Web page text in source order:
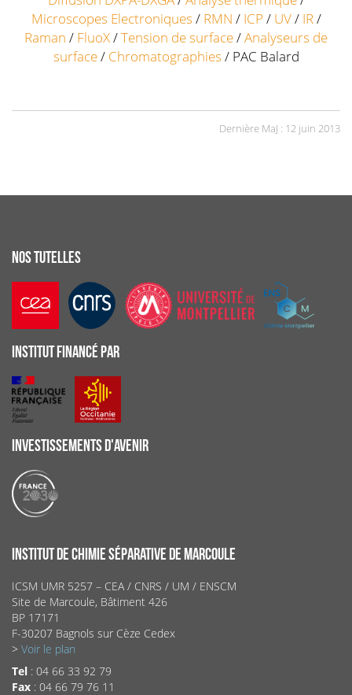
Microscopes Electroniques / RMN / ICP / UV/ IR/
Raman / FluoX/Tension de surface/Analyseurs de
surface/ Chromatographies / PAC Balard
Dernière MaJ : 12 juin 2013
NOS TUTELLES
INSTITUT FINANCÉ PAR
INVESTISSEMENTS D'AVENIR
INSTITUT DE CHIMIE SÉPARATIVE DE MARCOULE
ICSM UMR 5257 – CEA / CNRS / UM / ENSCM
Site de Marcoule, Bâtiment 426
BP 17171
F-30207 Bagnols sur Cèze Cedex
> Voir le plan
Tel : 04 66 33 92 79
Fax : 04 66 79 76 11